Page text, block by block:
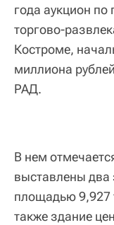
года аукцион по
торгово-
Костроме,
миллиона
РАД.
В нем
выставлены два
площадью 9,927
также здание